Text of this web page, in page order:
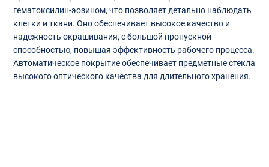
гематоксилин-эозином, что позволяет детально наблюдать
клетки и ткани. Оно обеспечивает высокое качество и
надежность окрашивания, с большой пропускной
способностью, повышая эффективность рабочего процесса.
Автоматическое покрытие обеспечивает предметные стекла
высокого оптического качества для длительного хранения.